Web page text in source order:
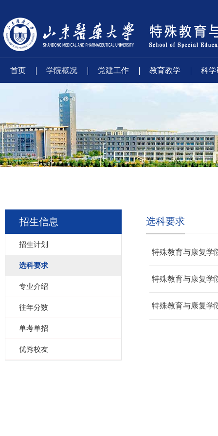
首页 学院概况 党建工作 教育教学 科
招生信息
招生计划
选科要求
专业介绍
往年分数
单考单招
优秀校友
选科要求
特殊教育与康复学
特殊教育与康复学
特殊教育与康复学